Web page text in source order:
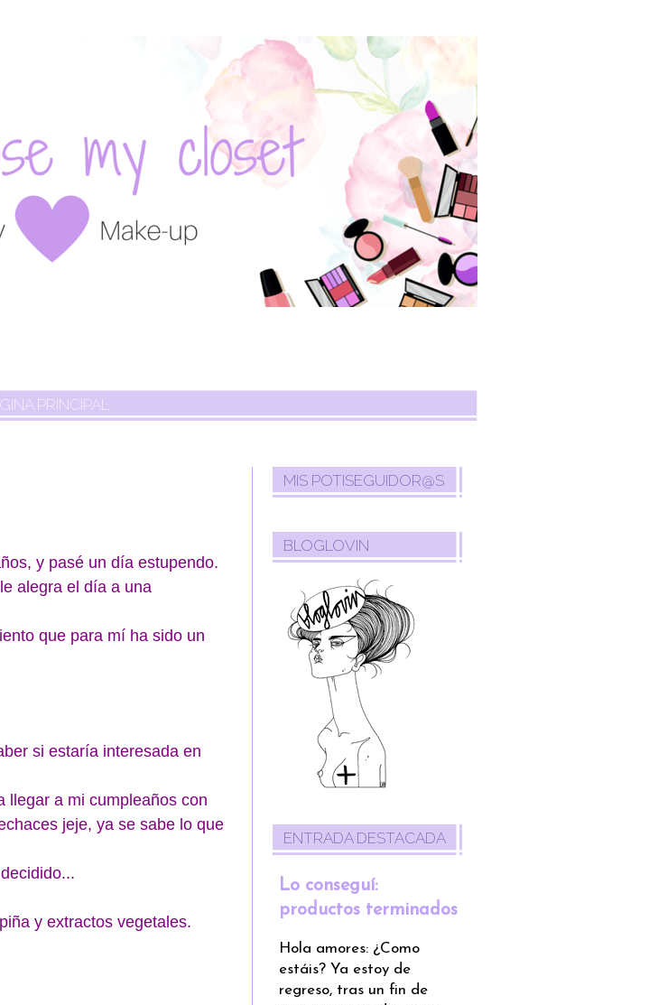
PRINCIPAL
y pasé un día estupendo.
alegra el día a una
que para mí ha sido un
si estaría interesada en
llegar a mi cumpleaños con
jeje, ya se sabe lo que
y extractos vegetales.
MIS POTISEGUIDOR@S
BLOGLOVIN
ENTRADA DESTACADA
Lo conseguí:
productos terminados
Hola amores: ¿Como
estáis? Ya estoy de
regreso, tras un fin de